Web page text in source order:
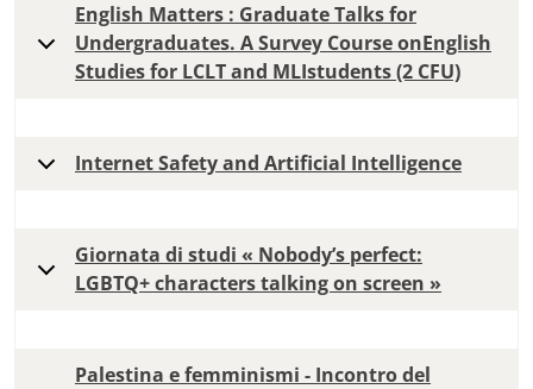
English Matters : Graduate Talks for
Undergraduates. A Survey Course onEnglish
Studies for LCLT and MLIstudents (2 CFU)
Internet Safety and Artificial Intelligence
Giornata di studi « Nobody’s perfect:
LGBTQ+ characters talking on screen »
Palestina e femminismi - Incontro del